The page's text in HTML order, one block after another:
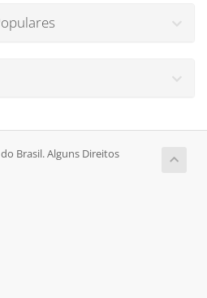
Brasil. Alguns Direitos